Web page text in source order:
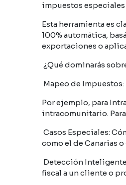
impuestos especiales
Esta herramienta es
100% automática,
exportaciones o
¿Qué dominarás
Mapeo de
Por ejemplo, para
intracomunitario.
Casos Especiales:
como el de Canarias
Detección
fiscal a un cliente o